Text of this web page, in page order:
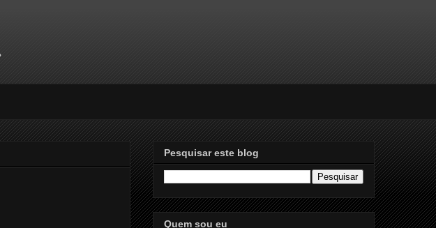
Pesquisar este blog
Quem sou eu